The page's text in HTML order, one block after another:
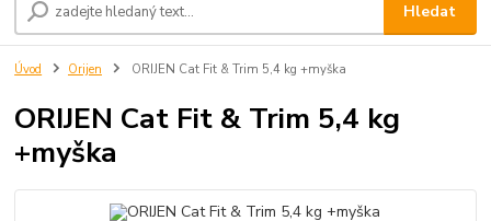
Hledat
Úvod Orijen ORIJEN Cat Fit & Trim 5,4 kg +myška
ORIJEN Cat Fit & Trim 5,4 kg
+myška